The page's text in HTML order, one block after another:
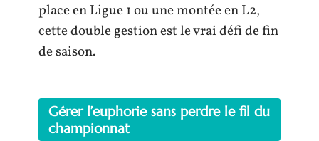
place en Ligue 1 ou une montée en L2,
cette double gestion est le vrai défi de fin
de saison.
Gérer l’euphorie sans perdre le fil du
championnat